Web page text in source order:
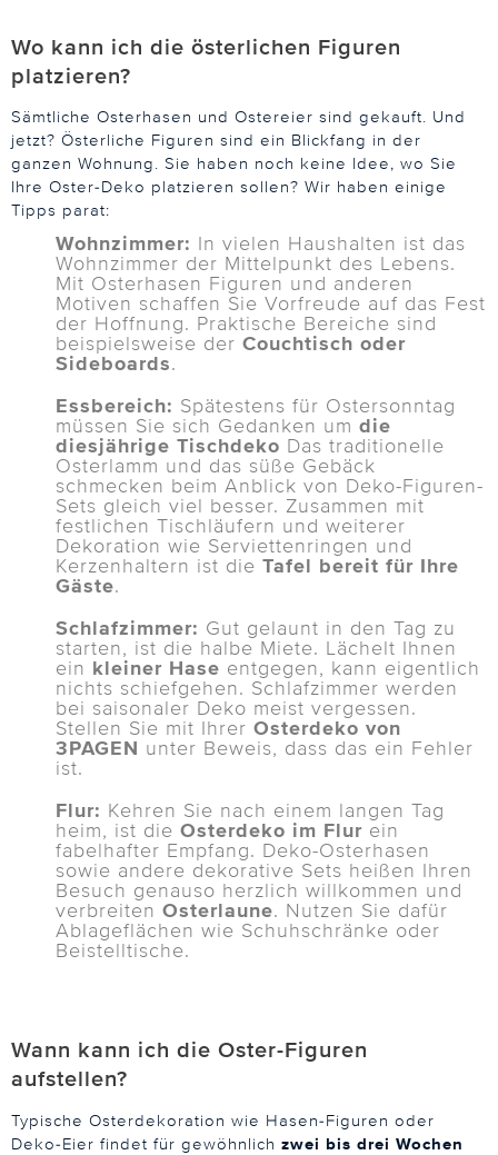
Wo kann ich die österlichen Figuren
platzieren?
Sämtliche Osterhasen und Ostereier sind gekauft. Und
jetzt? Österliche Figuren sind ein Blickfang in der
ganzen Wohnung. Sie haben noch keine Idee, wo Sie
Ihre Oster-Deko platzieren sollen? Wir haben einige
Tipps parat:
Wohnzimmer: In vielen Haushalten ist das
Wohnzimmer der Mittelpunkt des Lebens.
Mit Osterhasen Figuren und anderen
Motiven schaffen Sie Vorfreude auf das Fest
der Hoffnung. Praktische Bereiche sind
beispielsweise der Couchtisch oder
Sideboards.
Essbereich: Spätestens für Ostersonntag
müssen Sie sich Gedanken um die
diesjährige Tischdeko Das traditionelle
Osterlamm und das süße Gebäck
schmecken beim Anblick von Deko-Figuren-
Sets gleich viel besser. Zusammen mit
festlichen Tischläufern und weiterer
Dekoration wie Serviettenringen und
Kerzenhaltern ist die Tafel bereit für Ihre
Gäste.
Schlafzimmer: Gut gelaunt in den Tag zu
starten, ist die halbe Miete. Lächelt Ihnen
ein kleiner Hase entgegen, kann eigentlich
nichts schiefgehen. Schlafzimmer werden
bei saisonaler Deko meist vergessen.
Stellen Sie mit Ihrer Osterdeko von
3PAGEN unter Beweis, dass das ein Fehler
ist.
Flur: Kehren Sie nach einem langen Tag
heim, ist die Osterdeko im Flur ein
fabelhafter Empfang. Deko-Osterhasen
sowie andere dekorative Sets heißen Ihren
Besuch genauso herzlich willkommen und
verbreiten Osterlaune. Nutzen Sie dafür
Ablageflächen wie Schuhschränke oder
Beistelltische.
Wann kann ich die Oster-Figuren
aufstellen?
Typische Osterdekoration wie Hasen-Figuren oder
Deko-Eier findet für gewöhnlich zwei bis drei Wochen